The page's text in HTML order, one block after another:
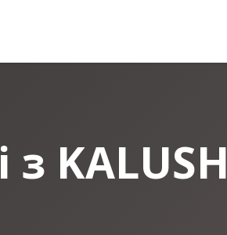
KALUSH